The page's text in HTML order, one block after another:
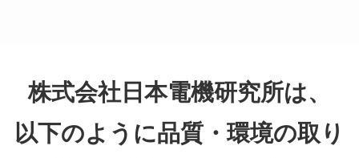
株式会社日本電機研究所は、
以下のように品質・環境の取り